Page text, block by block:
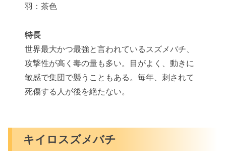
羽：茶色
特長
世界最大かつ最強と言われているスズメバチ、
攻撃性が高く毒の量も多い。目がよく、動きに
敏感で集団で襲うこともある。毎年、刺されて
死傷する人が後を絶たない。
キイロスズメバチ